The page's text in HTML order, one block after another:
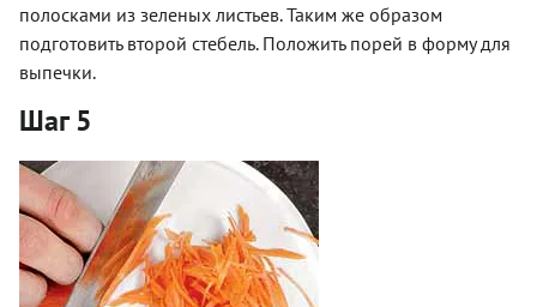
полосками из зеленых листьев. Таким же образом
подготовить второй стебель. Положить порей в форму для
выпечки.
Шаг 5